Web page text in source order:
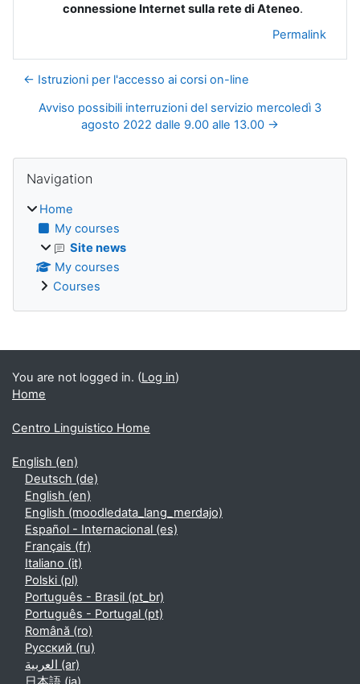
connessione Internet sulla rete di Ateneo.
Permalink
← Istruzioni per l'accesso ai corsi on-line
Avviso possibili interruzioni del servizio mercoledì 3
agosto 2022 dalle 9.00 alle 13.00 →
Blocks
Navigation
Home
My courses
Site news
My courses
Courses
Supplementary blocks
You are not logged in. (Log in)
Home
Centro Linguistico Home
English ‎(en)‎
Deutsch ‎(de)‎
English ‎(en)‎
English ‎(moodledata_lang_merdajo)‎
Español - Internacional ‎(es)‎
Français ‎(fr)‎
Italiano ‎(it)‎
Polski ‎(pl)‎
Português - Brasil ‎(pt_br)‎
Português - Portugal ‎(pt)‎
Română ‎(ro)‎
Русский ‎(ru)‎
العربية ‎(ar)‎